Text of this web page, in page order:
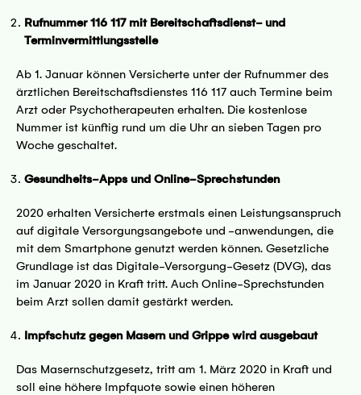
Rufnummer 116 117 mit Bereitschaftsdienst- und
Terminvermittlungsstelle
Ab 1. Januar können Versicherte unter der Rufnummer des
ärztlichen Bereitschaftsdienstes 116 117 auch Termine beim
Arzt oder Psychotherapeuten erhalten. Die kostenlose
Nummer ist künftig rund um die Uhr an sieben Tagen pro
Woche geschaltet.
Gesundheits-Apps und Online-Sprechstunden
2020 erhalten Versicherte erstmals einen Leistungsanspruch
auf digitale Versorgungsangebote und -anwendungen, die
mit dem Smartphone genutzt werden können. Gesetzliche
Grundlage ist das Digitale-Versorgung-Gesetz (DVG), das
im Januar 2020 in Kraft tritt. Auch Online-Sprechstunden
beim Arzt sollen damit gestärkt werden.
Impfschutz gegen Masern und Grippe wird ausgebaut
Das Masernschutzgesetz, tritt am 1. März 2020 in Kraft und
soll eine höhere Impfquote sowie einen höheren